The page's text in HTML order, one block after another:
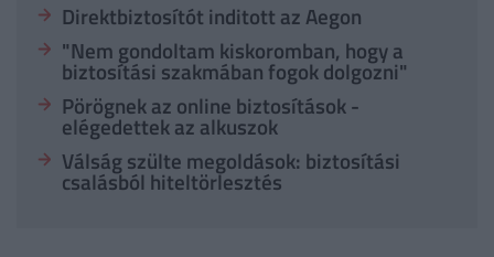
Direktbiztosítót inditott az Aegon
"Nem gondoltam kiskoromban, hogy a
biztosítási szakmában fogok dolgozni"
Pörögnek az online biztosítások -
elégedettek az alkuszok
Válság szülte megoldások: biztosítási
csalásból hiteltörlesztés